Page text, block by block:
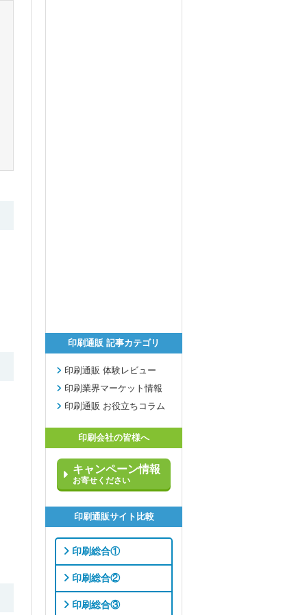
印刷通販 記事カテゴリ
印刷通販 体験レビュー
印刷業界マーケット情報
印刷通販 お役立ちコラム
印刷会社の皆様へ
キャンペーン情報
お寄せください
印刷通販サイト比較
印刷総合①
印刷総合②
印刷総合③